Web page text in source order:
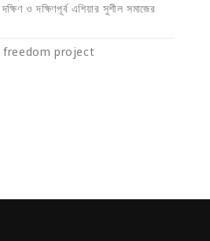
ও দক্ষিণপূর্ব এশিয়ার সুশীল সমাজের
project